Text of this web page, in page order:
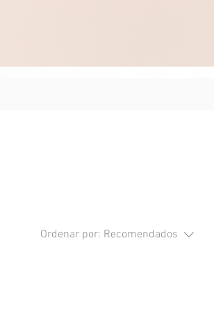
Ordenar por: Recomendados